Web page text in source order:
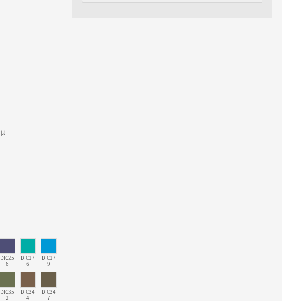
DIC25
6
DIC17
6
DIC17
9
DIC35
2
DIC34
4
DIC34
7